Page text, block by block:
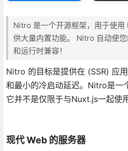
Nitro 是一个开源框架，用于使
供大量内置功能。 Nitro 自动使
和运行时兼容！
Nitro 的目标是提供在 (SSR) 应
和最小的冷启动延迟。Nitro是一
它并不是仅限于与Nuxt.js一起使用
现代 Web 的服务器